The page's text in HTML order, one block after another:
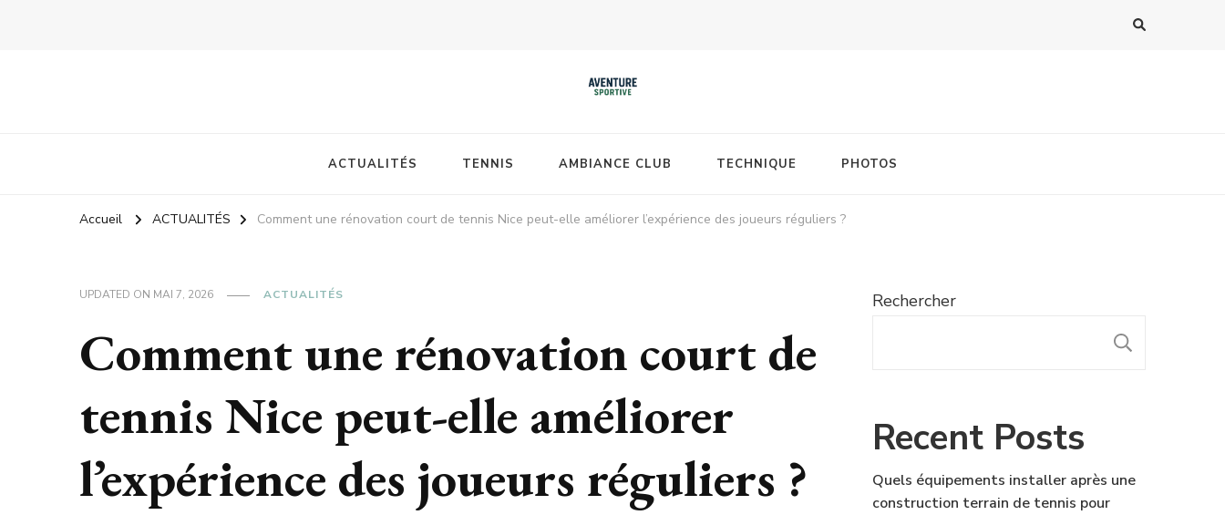
ACTUALITÉS TENNIS AMBIANCE CLUB TECHNIQUE PHOTOS
Accueil ACTUALITÉS Comment une rénovation court de tennis Nice peut-elle améliorer l’expérience des joueurs réguliers ?
UPDATED ON MAI 7, 2026 ACTUALITÉS
Comment une rénovation court de
tennis Nice peut-elle améliorer
l’expérience des joueurs réguliers ?
Rechercher
Recent Posts
Quels équipements installer après une
construction terrain de tennis pour